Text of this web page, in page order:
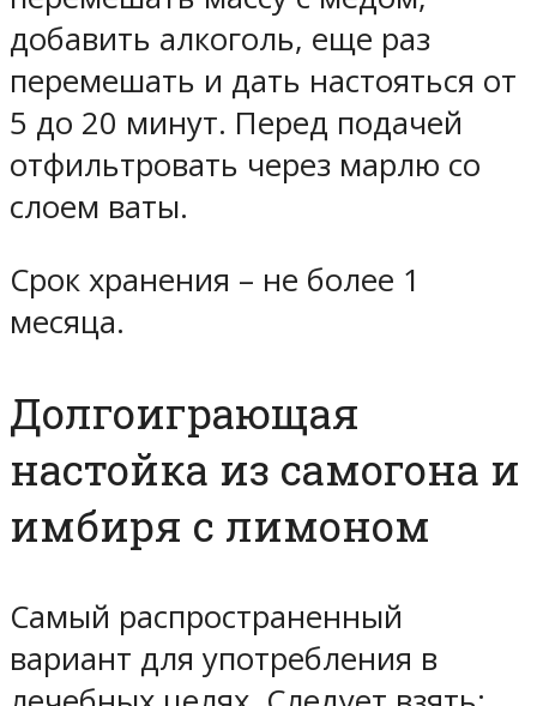
добавить алкоголь, еще раз
перемешать и дать настояться от
5 до 20 минут. Перед подачей
отфильтровать через марлю со
слоем ваты.
Срок хранения – не более 1
месяца.
Долгоиграющая
настойка из самогона и
имбиря с лимоном
Самый распространенный
вариант для употребления в